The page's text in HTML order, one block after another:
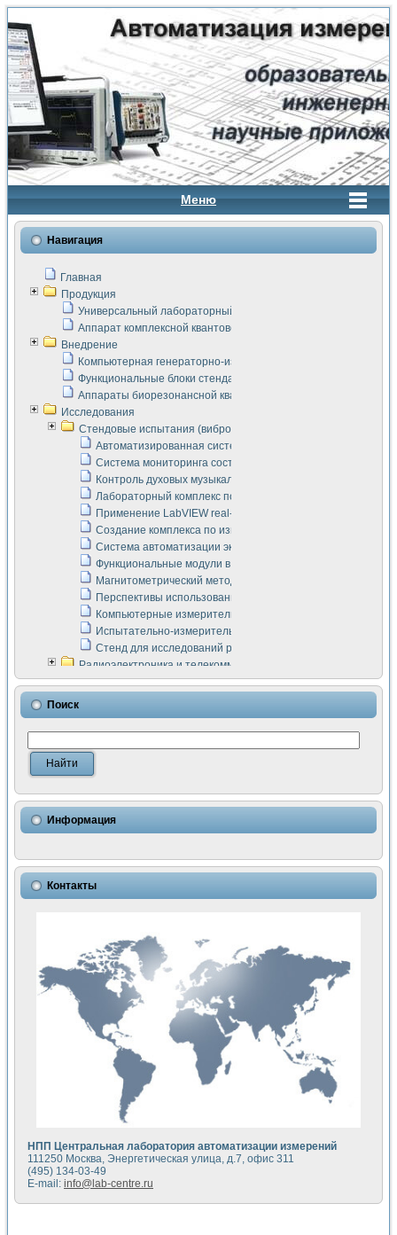
Меню
Навигация
Главная
Продукция
Универсальный лабораторный стенд "Сигнал-USB"
Аппарат комплексной квантовой терапии Интроскан
Внедрение
Компьютерная генераторно-измерительная система
Функциональные блоки стенда "Сигнал-USB"
Аппараты биорезонансной квантовой терапии серии СКАН
Исследования
Стендовые испытания (виброакустика, тензометрия и т.п.)
Автоматизированная система измерения параметров
Система мониторинга состояния тяговых
Контроль духовых музыкальных инструментов
Лабораторный комплекс по исследованию элементной
Применение LabVIEW real-time module для
Создание комплекса по измерению скорости подвижного
Система автоматизации экспериментальных
Функциональные модули в стандарте Nl SCXI для
Магнитометрический метод в дефектоскопии сварных
Перспективы использования машинного зрения в
Компьютерные измерительные системы для
Испытательно-измерительный комплекс аппаратуры для
Стенд для исследований рабочих процессов ДВС в
Радиоэлектроника и телекоммуникации
LabVIEW в расчетах радиолиний систем передачи данных
Аппаратно-программный комплекс для исследования
Виртуальный лабораторный стенд для исследования
Измерение шумовых параметров операционных
Измерительный преобразователь на основе цифровой
Использование NI LabVIEW для математического
Исследовние возможности создания измерителя ВАХ
Математическое моделирование генератора сигналов -
Применение осциллографического модуля с высоким
Симуляция отклика импульсного радиолокационного
Автоматизация формирования уравнений состояния для
Разработка автоматизированного стенда для измерения
Применение среды LabVIEW для построения картины
Портативная система для определения показателей
Использование LabVIEW для управления источником
Устройство для снятия вольт-амперных характеристик
Передовые научные технологии: нано-, фемто-,
Автоматизированная установка по измерению временных
Автоматизированный лабораторный комплекс на базе
Визуализация моделирования и оптимизации тепловой
Виртуальный прибор для исследования функциональных
Исследование возможности создания экономичного
Исследование кинетики движения макрочастиц в
Метод прогнозирования свойств дисперсных продуктов
Недорогая система управления сверхпроводящим
Применение технологий NI в курсе экспериментальной
Расчет переноса аэрозоля и выпадения осадка в
Поиск
Информация
Контакты
НПП Центральная лаборатория автоматизации измерений
111250 Москва, Энергетическая улица, д.7, офис 311
(495) 134-03-49
E-mail: info@lab-centre.ru